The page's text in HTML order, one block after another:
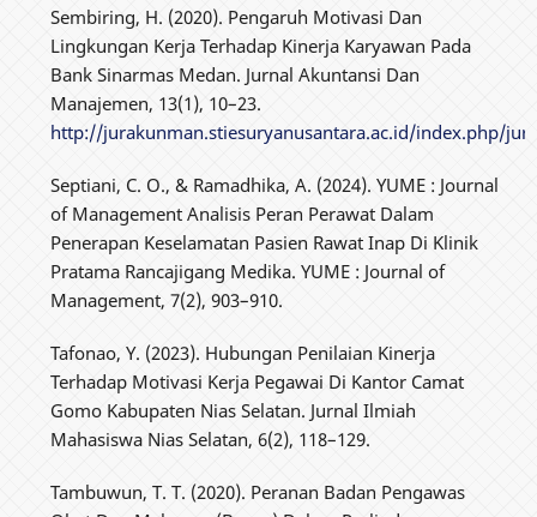
Sembiring, H. (2020). Pengaruh Motivasi Dan
Lingkungan Kerja Terhadap Kinerja Karyawan Pada
Bank Sinarmas Medan. Jurnal Akuntansi Dan
Manajemen, 13(1), 10–23.
http://jurakunman.stiesuryanusantara.ac.id/index.php/
Septiani, C. O., & Ramadhika, A. (2024). YUME : Journal
of Management Analisis Peran Perawat Dalam
Penerapan Keselamatan Pasien Rawat Inap Di Klinik
Pratama Rancajigang Medika. YUME : Journal of
Management, 7(2), 903–910.
Tafonao, Y. (2023). Hubungan Penilaian Kinerja
Terhadap Motivasi Kerja Pegawai Di Kantor Camat
Gomo Kabupaten Nias Selatan. Jurnal Ilmiah
Mahasiswa Nias Selatan, 6(2), 118–129.
Tambuwun, T. T. (2020). Peranan Badan Pengawas